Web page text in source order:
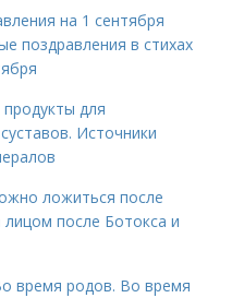
на 1 сентября
поздравления в стихах
для
Источники
ложиться после
лицом после Ботокса и
время родов. Во время